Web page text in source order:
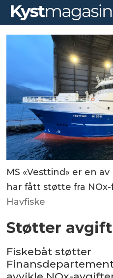
MS «Vesttind» er en
har fått støtte fra
Havfiske
Støtter
Fiskebåt støtter